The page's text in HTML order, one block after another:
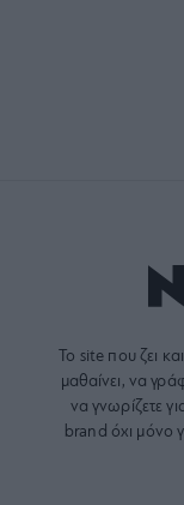
Το site που ζει
μαθαίνει, να
να γνωρίζετε
brand όχι μόνο